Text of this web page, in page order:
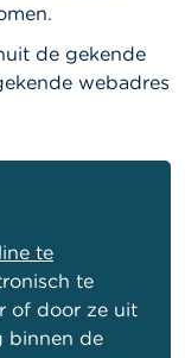
de gekende
webadres
te
te
of door ze uit
binnen de